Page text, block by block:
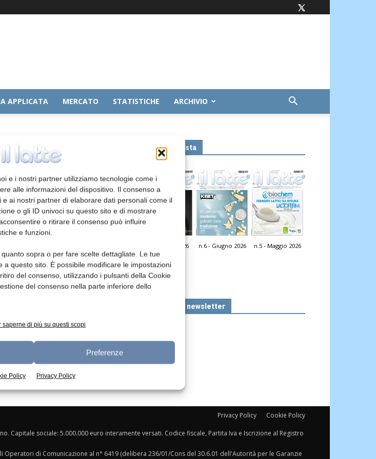
e i nostri partner utilizziamo tecnologie come i
alle informazioni del dispositivo. Il consenso a
ai nostri partner di elaborare dati personali come il
o gli ID univoci su questo sito e di mostrare
o ritirare il consenso può influire
e funzioni.
sopra o per fare scelte dettagliate. Le tue
a questo sito. È possibile modificare le impostazioni
del consenso, utilizzando i pulsanti della Cookie
del consenso nella parte inferiore dello
saperne di più su questi scopi
Preferenze
Policy Privacy Policy
APPLICATA MERCATO STATISTICHE ARCHIVIO
Leggi la rivista
n.7 - Luglio 2026 n.6 - Giugno 2026 n.5 - Maggio 2026
Edicola Web
Iscriviti alla newsletter
Privacy Policy Cookie Policy
Capitale sociale: 5.000.000 euro interamente versati. Codice fiscale, Partita Iva e Iscrizione al Registro
Operatori di Comunicazione al n° 6419 (delibera 236/01/Cons del 30.6.01 dell'Autorità per le Garanzie